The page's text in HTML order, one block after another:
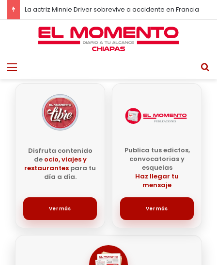
La actriz Minnie Driver sobrevive a accidente en Francia
Menu
Disfruta contenido
de ocio, viajes y
restaurantes para tu
día a día.
Ver más
Publica tus edictos,
convocatorias y
esquelas
Haz llegar tu
mensaje
Ver más